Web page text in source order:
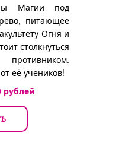
Магии под
питающее
Огня и
столкнуться
её учеников!
рублей